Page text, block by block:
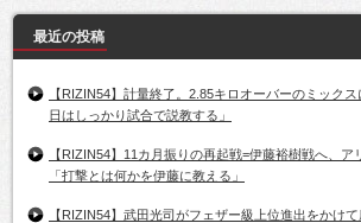
最近の投稿
【RIZIN54】計量終了。2.85キロオーバーのミック
日はしっかり試合で説教する」
【RIZIN54】11カ月振りの再起戦=伊藤裕樹戦へ、ア
「打撃とは何かを伊藤に教える」
【RIZIN54】武田光司がフェザー級上位進出をかけ